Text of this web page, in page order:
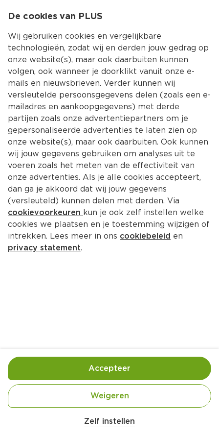
Kies jouw
Terug Producten
Campina Extra Proteine Volle
Yoghurt
Handige informatie over dit product
Weidemelk
De cookies van PLUS
Wij gebruiken cookies en vergelijkbare
technologieën, zodat wij en derden jouw gedrag op
onze website(s), maar ook daarbuiten kunnen
volgen, ook wanneer je doorklikt vanuit onze e-
mails en nieuwsbrieven. Verder kunnen wij
versleutelde persoonsgegevens delen (zoals een e-
mailadres en aankoopgegevens) met derde
partijen zoals onze advertentiepartners om je
gepersonaliseerde advertenties te laten zien op
onze website(s), maar ook daarbuiten. Ook kunnen
wij jouw gegevens gebruiken om analyses uit te
voeren zoals het meten van de effectiviteit van
onze advertenties. Als je alle cookies accepteert,
dan ga je akkoord dat wij jouw gegevens
(versleuteld) kunnen delen met derden. Via
cookievoorkeuren kun je ook zelf instellen welke
cookies we plaatsen en je toestemming wijzigen of
intrekken. Lees meer in ons cookiebeleid en
privacy statement.
Zelf instellen
Weigeren
Accepteer